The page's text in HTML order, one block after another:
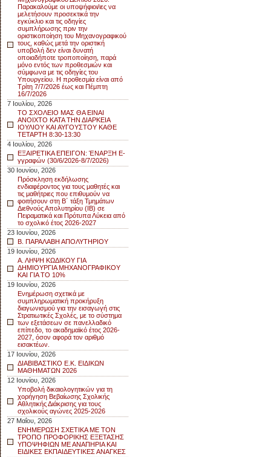
Παρακαλούμε οι υποψήφιοι/ιες να
μελετήσουν προσεκτικά την
εγκύκλιο και τις οδηγίες
συμπλήρωσης πριν την
οριστικοποίηση του Μηχανογραφικού
τους, καθώς μετά την οριστική
υποβολή δεν είναι δυνατή
οποιαδήποτε τροποποίηση, παρά
μόνο εντός των προθεσμιών και
σύμφωνα με τις οδηγίες του
Υπουργείου. Η προθεσμία είναι από
Τρίτη 7/7/2026 έως και Πέμπτη
16/7/2026
7 Ιουλίου, 2026
ΤΟ ΣΧΟΛΕΙΟ ΜΑΣ ΘΑ ΕΙΝΑΙ
ΑΝΟΙΧΤΟ ΚΑΤΑ ΤΗΝ ΔΙΑΡΚΕΙΑ
ΙΟΥΛΙΟΥ ΚΑΙ ΑΥΓΟΥΣΤΟΥ ΚΑΘΕ
ΤΕΤΑΡΤΗ 8:30-13:30
4 Ιουλίου, 2026
ΕΞΑΙΡΕΤΙΚΑ ΕΠΕΙΓΟΝ: ΈΝΑΡΞΗ E-
γγραφών (30/6/2026-8/7/2026)
30 Ιουνίου, 2026
Πρόσκληση εκδήλωσης
ενδιαφέροντος για τους μαθητές και
τις μαθήτριες που επιθυμούν να
φοιτήσουν στη Β΄ τάξη Τμημάτων
Διεθνούς Απολυτηρίου (IB) σε
Πειραματικά και Πρότυπα Λύκεια από
το σχολικό έτος 2026-2027
23 Ιουνίου, 2026
Β. ΠΑΡΑΛΑΒΗ ΑΠΟΛΥΤΗΡΙΟΥ
19 Ιουνίου, 2026
Α. ΛΗΨΗ ΚΩΔΙΚΟΥ ΓΙΑ
ΔΗΜΙΟΥΡΓΙΑ ΜΗΧΑΝΟΓΡΑΦΙΚΟΥ
ΚΑΙ ΓΙΑ ΤΟ 10%
19 Ιουνίου, 2026
Ενημέρωση σχετικά με
συμπληρωματική προκήρυξη
διαγωνισμού για την εισαγωγή στις
Στρατιωτικές Σχολές, με το σύστημα
των εξετάσεων σε πανελλαδικό
επίπεδο, το ακαδημαϊκό έτος 2026-
2027, όσον αφορά τον αριθμό
εισακτέων.
17 Ιουνίου, 2026
ΔΙΑΒΙΒΑΣΤΙΚΟ Ε.Κ. ΕΙΔΙΚΩΝ
ΜΑΘΗΜΑΤΩΝ 2026
12 Ιουνίου, 2026
Υποβολή δικαιολογητικών για τη
χορήγηση Βεβαίωσης Σχολικής
Αθλητικής Διάκρισης για τους
σχολικούς αγώνες 2025-2026
27 Μαΐου, 2026
ΕΝΗΜΕΡΩΣΗ ΣΧΕΤΙΚΑ ΜΕ ΤΟΝ
ΤΡΟΠΟ ΠΡΟΦΟΡΙΚΗΣ ΕΞΕΤΑΣΗΣ
ΥΠΟΨΗΦΙΩΝ ΜΕ ΑΝΑΠΗΡΙΑ ΚΑΙ
ΕΙΔΙΚΕΣ ΕΚΠΑΙΔΕΥΤΙΚΕΣ ΑΝΑΓΚΕΣ